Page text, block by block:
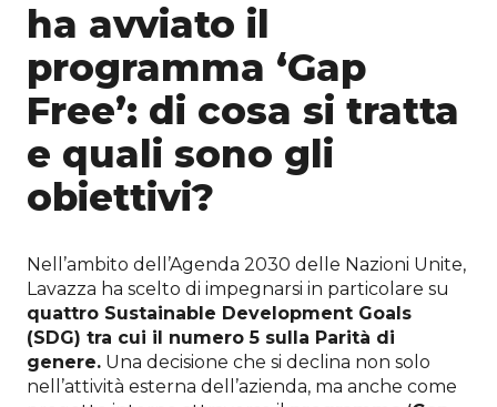
ha avviato il
programma ‘Gap
Free’: di cosa si tratta
e quali sono gli
obiettivi?
Nell’ambito dell’Agenda 2030 delle Nazioni Unite,
Lavazza ha scelto di impegnarsi in particolare su
quattro Sustainable Development Goals
(SDG) tra cui il numero 5 sulla Parità di
genere. Una decisione che si declina non solo
nell’attività esterna dell’azienda, ma anche come